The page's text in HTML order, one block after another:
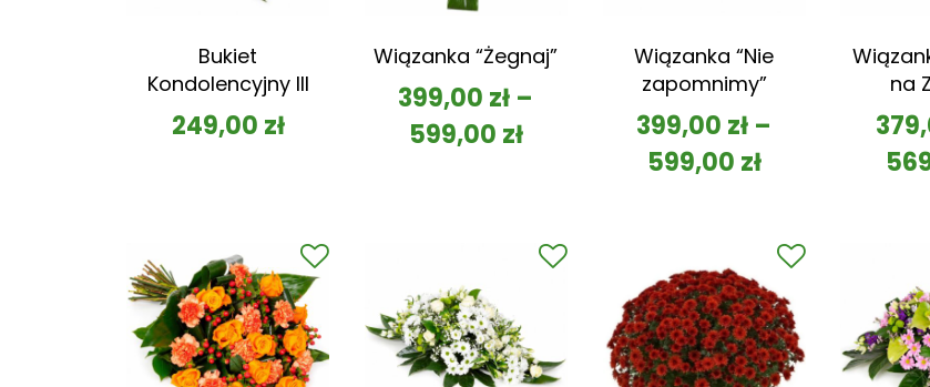
Bukiet
Kondolencyjny III
249,00 zł
Wiązanka “Żegnaj”
399,00 zł –
599,00 zł
Wiązanka “Nie
zapomnimy”
399,00 zł –
599,00 zł
na